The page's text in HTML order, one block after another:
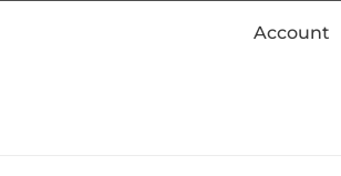
le tue preferenze sui cookie, puoi
Account